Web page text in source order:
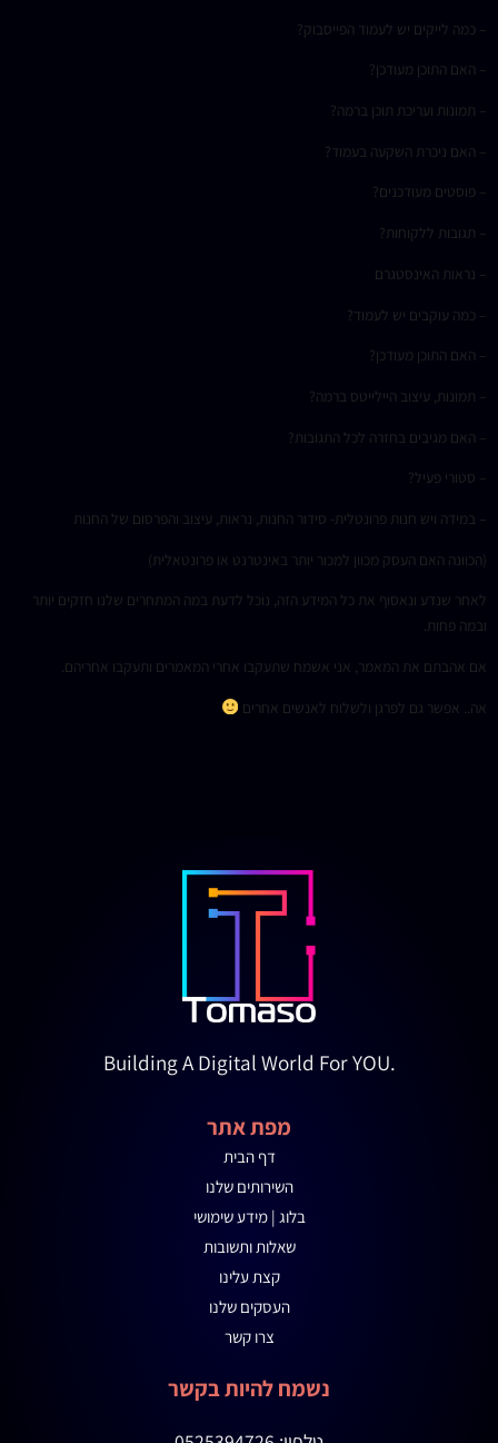
– כמה לייקים יש לעמוד הפייסבוק?
– האם התוכן מעודכן?
– תמונות ועריכת תוכן ברמה?
– האם ניכרת השקעה בעמוד?
– פוסטים מעודכנים?
– תגובות ללקוחות?
– נראות האינסטגרם
– כמה עוקבים יש לעמוד?
– האם התוכן מעודכן?
– תמונות, עיצוב היילייטס ברמה?
– האם מגיבים בחזרה לכל התגובות?
– סטורי פעיל?
– במידה ויש חנות פרונטלית- סידור החנות, נראות, עיצוב והפרסום של החנות
(הכוונה האם העסק מכוון למכור יותר באינטרנט או פרונטאלית)
לאחר שנדע ונאסוף את כל המידע הזה, נוכל לדעת במה המתחרים שלנו חזקים יותר
ובמה פחות.
אם אהבתם את המאמר, אני אשמח שתעקבו אחרי המאמרים ותעקבו אחריהם.
אה.. אפשר גם לפרגן ולשלוח לאנשים אחרים
Building A Digital World For YOU.
מפת אתר
דף הבית
השירותים שלנו
בלוג | מידע שימושי
שאלות ותשובות
קצת עלינו
העסקים שלנו
צרו קשר
נשמח להיות בקשר